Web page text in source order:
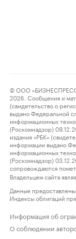
© ООО
2026. Сообщения и
(свидетельство о
выдано Федеральной
информационных
(Роскомнадзор)
издания «РБК»
информации выдано
информационных
(Роскомнадзор)
сопровождаются
Владельцем сайта
Данные
Индексы облигаций
Информация об
О соблюдении